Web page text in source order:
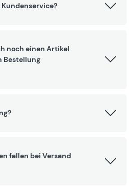
noch einen Artikel
Bestellung
fallen bei Versand